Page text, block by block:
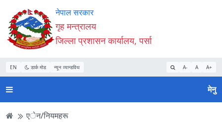
Accessibility
Mode
सुरु
गर्नुहोस्
सामाग्री
पढ्नुहाेस्
नेभिगेसन
पढ्नुहाेस्
वेबसाइट
खोजमा
जानुहोस्
नेपाल सरकार
गृह मन्त्रालय
जिल्ला प्रशासन कार्यालय, पर्सा
EN डार्क मोड न्यून व्यान्डविथ A- A A+
मेनु
एेन/नियमहरू